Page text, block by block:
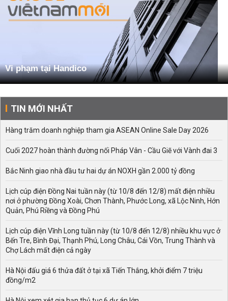
Vi phạm tại Handico
TIN MỚI NHẤT
Hàng trăm doanh nghiệp tham gia ASEAN Online Sale Day 2026
Cuối 2027 hoàn thành đường nối Pháp Vân - Cầu Giẽ với Vành đai 3
Bắc Ninh giao nhà đầu tư hai dự án NOXH gần 2.000 tỷ đồng
Lịch cúp điện Đồng Nai tuần này (từ 10/8 đến 12/8) mất điện nhiều
nơi ở phường Đồng Xoài, Chơn Thành, Phước Long, xã Lộc Ninh, Hớn
Quản, Phú Riềng và Đồng Phú
Lịch cúp điện Vĩnh Long tuần này (từ 10/8 đến 12/8) nhiều khu vực ở
Bến Tre, Bình Đại, Thạnh Phú, Long Châu, Cái Vồn, Trung Thành và
Chợ Lách mất điện cả ngày
Hà Nội đấu giá 6 thửa đất ở tại xã Tiến Thắng, khởi điểm 7 triệu
đồng/m2